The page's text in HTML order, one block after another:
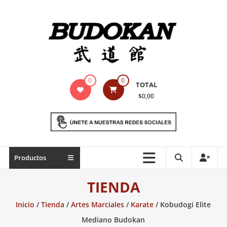
Indumentaria
marciales
Todo
necesario
de
0 0 TOTAL
$0,00
Productos
TIENDA
Inicio /Tienda /Artes Marciales / Karate / Kobudogi Elite
Mediano Budokan